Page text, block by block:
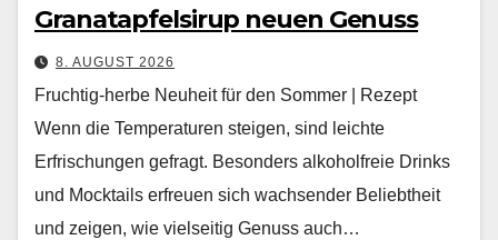
Granatapfelsirup neuen Genuss
8. AUGUST 2026
Fruchtig-herbe Neuheit für den Sommer | Rezept
Wenn die Tem­per­a­turen steigen, sind leichte
Erfrischun­gen gefragt. Beson­ders alko­hol­freie Drinks
und Mock­tails erfreuen sich wach­sender Beliebtheit
und zeigen, wie viel­seit­ig Genuss auch…